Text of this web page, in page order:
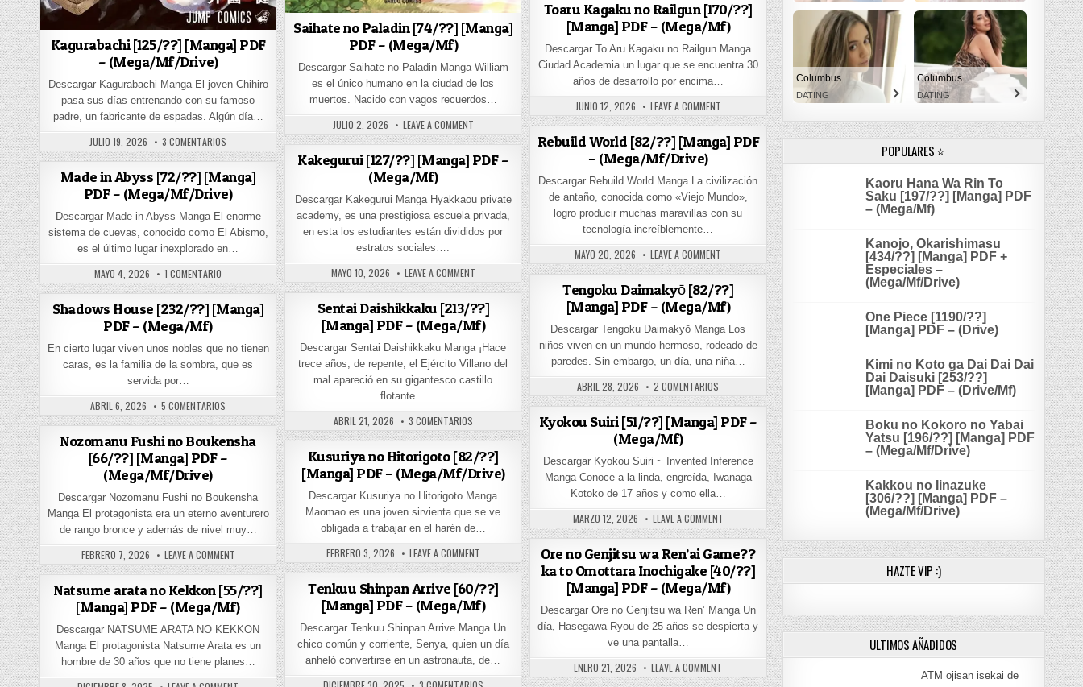
Kagurabachi [125/??] [Manga] PDF
– (Mega/Mf/Drive)
Descargar Kagurabachi Manga El joven Chihiro
pasa sus días entrenando con su famoso
padre, un fabricante de espadas. Algún día…
PUBLISHED DATE:
JULIO 19, 2026 3 COMENTARIOS EN KAGURABACHI [125/??] [MANGA] PDF – (MEGA/MF/DRIVE)
Saihate no Paladin [74/??] [Manga]
PDF – (Mega/Mf)
Descargar Saihate no Paladin Manga William
es el único humano en la ciudad de los
muertos. Nacido con vagos recuerdos…
PUBLISHED DATE:
JULIO 2, 2026 LEAVE A COMMENTON SAIHATE NO PALADIN [74/??] [MANGA] PDF – (MEGA/MF)
Toaru Kagaku no Railgun [170/??]
[Manga] PDF – (Mega/Mf)
Descargar To Aru Kagaku no Railgun Manga
Ciudad Academia un lugar que se encuentra 30
años de desarrollo por encima…
PUBLISHED DATE:
JUNIO 12, 2026 LEAVE A COMMENTON TOARU KAGAKU NO RAILGUN [170/??] [MANGA] PDF – (MEGA/MF)
Rebuild World [82/??] [Manga] PDF
– (Mega/Mf/Drive)
Descargar Rebuild World Manga La civilización
de antaño, conocida como «Viejo Mundo»,
logro producir muchas maravillas con su
tecnología increíblemente…
PUBLISHED DATE:
MAYO 20, 2026 LEAVE A COMMENT ON REBUILD WORLD [82/??] [MANGA] PDF – (MEGA/MF/DRIVE)
Kakegurui [127/??] [Manga] PDF –
(Mega/Mf)
Descargar Kakegurui Manga Hyakkaou private
academy, es una prestigiosa escuela privada,
en esta los estudiantes están divididos por
estratos sociales….
PUBLISHED DATE:
MAYO 10, 2026 LEAVE A COMMENTON KAKEGURUI [127/??] [MANGA] PDF – (MEGA/MF)
Made in Abyss [72/??] [Manga]
PDF – (Mega/Mf/Drive)
Descargar Made in Abyss Manga El enorme
sistema de cuevas, conocido como El Abismo,
es el último lugar inexplorado en…
PUBLISHED DATE:
MAYO 4, 2026 1 COMENTARIO EN MADE IN ABYSS [72/??] [MANGA] PDF – (MEGA/MF/DRIVE)
Tengoku Daimakyō [82/??]
[Manga] PDF – (Mega/Mf)
Descargar Tengoku Daimakyō Manga Los
niños viven en un mundo hermoso, rodeado de
paredes. Sin embargo, un día, una niña…
PUBLISHED DATE:
ABRIL 28, 2026 2 COMENTARIOS EN TENGOKU DAIMAKYŌ [82/??] [MANGA] PDF – (MEGA/MF)
Sentai Daishikkaku [213/??]
[Manga] PDF – (Mega/Mf)
Descargar Sentai Daishikkaku Manga ¡Hace
trece años, de repente, el Ejército Villano del
mal apareció en su gigantesco castillo
flotante…
PUBLISHED DATE:
ABRIL 21, 2026 3 COMENTARIOSEN SENTAI DAISHIKKAKU [213/??] [MANGA] PDF – (MEGA/MF)
Shadows House [232/??] [Manga]
PDF – (Mega/Mf)
En cierto lugar viven unos nobles que no tienen
caras, es la familia de la sombra, que es
servida por…
PUBLISHED DATE:
ABRIL 6, 2026 5 COMENTARIOS EN SHADOWS HOUSE [232/??] [MANGA] PDF – (MEGA/MF)
Kyokou Suiri [51/??] [Manga] PDF –
(Mega/Mf)
Descargar Kyokou Suiri ~ Invented Inference
Manga Conoce a la linda, engreída, Iwanaga
Kotoko de 17 años y como ella…
PUBLISHED DATE:
MARZO 12, 2026 LEAVE A COMMENTON KYOKOU SUIRI [51/??] [MANGA] PDF – (MEGA/MF)
Nozomanu Fushi no Boukensha
[66/??] [Manga] PDF –
(Mega/Mf/Drive)
Descargar Nozomanu Fushi no Boukensha
Manga El protagonista era un eterno aventurero
de rango bronce y además de nivel muy…
PUBLISHED DATE:
FEBRERO 7, 2026 LEAVE A COMMENTON NOZOMANU FUSHI NO BOUKENSHA [66/??] [MANGA] PDF – (MEGA/MF/DRIVE)
Kusuriya no Hitorigoto [82/??]
[Manga] PDF – (Mega/Mf/Drive)
Descargar Kusuriya no Hitorigoto Manga
Maomao es una joven sirvienta que se ve
obligada a trabajar en el harén de…
PUBLISHED DATE:
FEBRERO 3, 2026 LEAVE A COMMENTON KUSURIYA NO HITORIGOTO [82/??] [MANGA] PDF – (MEGA/MF/DRIVE)
Ore no Genjitsu wa Ren’ai Game??
ka to Omottara Inochigake [40/??]
[Manga] PDF – (Mega/Mf)
Descargar Ore no Genjitsu wa Ren’ Manga Un
día, Hasegawa Ryou de 25 años se despierta y
ve una pantalla…
PUBLISHED DATE:
ENERO 21, 2026 LEAVE A COMMENT ON ORE NO GENJITSU WA REN’AI GAME?? KA TO OMOTTARA INOCHIGAKE [40/??] [MANGA]
Tenkuu Shinpan Arrive [60/??]
[Manga] PDF – (Mega/Mf)
Descargar Tenkuu Shinpan Arrive Manga Un
chico común y corriente, Senya, quien un día
anheló convertirse en un astronauta, de…
Natsume arata no Kekkon [55/??]
[Manga] PDF – (Mega/Mf)
Descargar NATSUME ARATA NO KEKKON
Manga El protagonista Natsume Arata es un
hombre de 30 años que no tiene planes…
Columbus
DATING
Columbus
DATING
POPULARES ⭐
Kaoru Hana Wa Rin To
Saku [197/??] [Manga] PDF
– (Mega/Mf)
Kanojo, Okarishimasu
[434/??] [Manga] PDF +
Especiales –
(Mega/Mf/Drive)
One Piece [1190/??]
[Manga] PDF – (Drive)
Kimi no Koto ga Dai Dai Dai
Dai Daisuki [253/??]
[Manga] PDF – (Drive/Mf)
Boku no Kokoro no Yabai
Yatsu [196/??] [Manga] PDF
– (Mega/Mf/Drive)
Kakkou no Iinazuke
[306/??] [Manga] PDF –
(Mega/Mf/Drive)
HAZTE VIP :)
ULTIMOS AÑADIDOS
ATM ojisan isekai de